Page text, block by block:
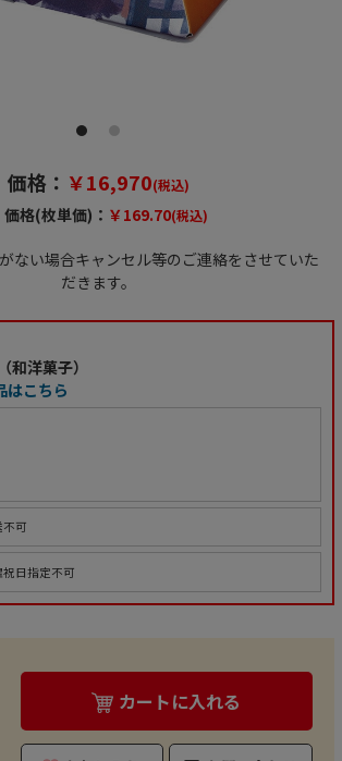
価格： ￥16,970(税込)
価格(枚単価)： ￥169.70(税込)
ない場合キャンセル等のご連絡をさせていた
だきます。
和洋菓子）
はこちら
可
日指定不可
カートに入れる